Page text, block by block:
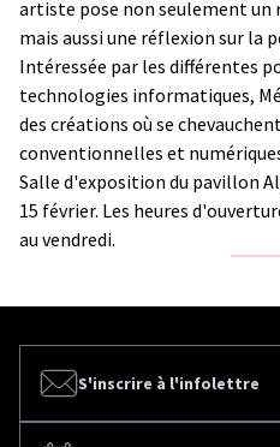
artiste pose non seulement un
mais aussi une réflexion sur la
Intéressée par les différentes
technologies informatiques,
des créations où se
conventionnelles et
Salle d'exposition du pavillon
15 février. Les heures
au vendredi.
S'inscrire à l'infolettre